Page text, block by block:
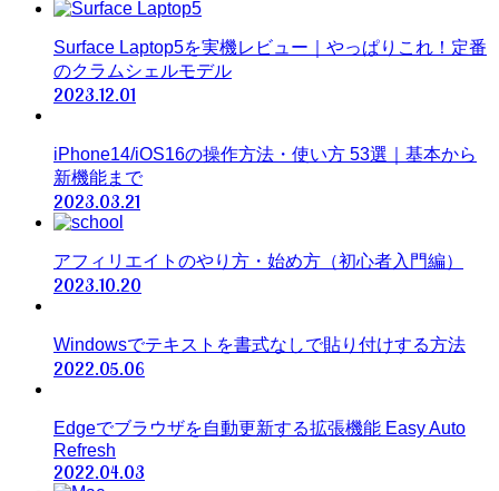
Surface Laptop5を実機レビュー｜やっぱりこれ！定番
のクラムシェルモデル
2023.12.01
iPhone14/iOS16の操作方法・使い方 53選｜基本から
新機能まで
2023.03.21
アフィリエイトのやり方・始め方（初心者入門編）
2023.10.20
Windowsでテキストを書式なしで貼り付けする方法
2022.05.06
Edgeでブラウザを自動更新する拡張機能 Easy Auto
Refresh
2022.04.03